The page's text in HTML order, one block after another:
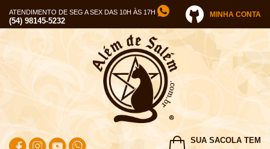
ATENDIMENTO DE SEG A SEX DAS 10H ÀS 17H
(54) 98145-5232
MINHA CONTA
SUA SACOLA TEM